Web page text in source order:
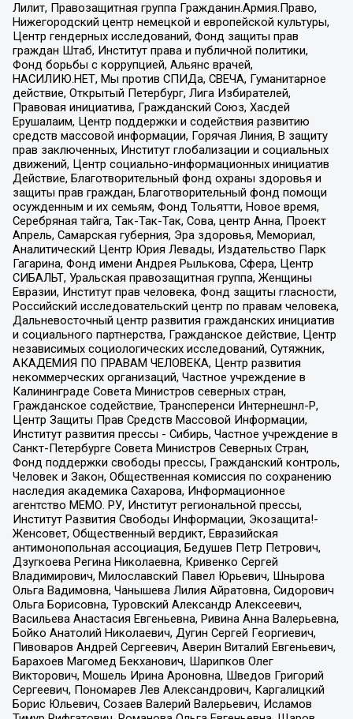
Лилит, Правозащитная группа Гражданин.Армия.Право,
Нижегородский центр немецкой и европейской культуры,
Центр гендерных исследований, Фонд защиты прав
граждан Штаб, Институт права и публичной политики,
Фонд борьбы с коррупцией, Альянс врачей,
НАСИЛИЮ.НЕТ, Мы против СПИДа, СВЕЧА, Гуманитарное
действие, Открытый Петербург, Лига Избирателей,
Правовая инициатива, Гражданский Союз, Хасдей
Ерушалаим, Центр поддержки и содействия развитию
средств массовой информации, Горячая Линия, В защиту
прав заключенных, Институт глобализации и социальных
движений, Центр социально-информационных инициатив
Действие, Благотворительный фонд охраны здоровья и
защиты прав граждан, Благотворительный фонд помощи
осужденным и их семьям, Фонд Тольятти, Новое время,
Серебряная тайга, Так-Так-Так, Сова, центр Анна, Проект
Апрель, Самарская губерния, Эра здоровья, Мемориал,
Аналитический Центр Юрия Левады, Издательство Парк
Гагарина, Фонд имени Андрея Рылькова, Сфера, Центр
СИБАЛЬТ, Уральская правозащитная группа, Женщины
Евразии, Институт прав человека, Фонд защиты гласности,
Российский исследовательский центр по правам человека,
Дальневосточный центр развития гражданских инициатив
и социального партнерства, Гражданское действие, Центр
независимых социологических исследований, Сутяжник,
АКАДЕМИЯ ПО ПРАВАМ ЧЕЛОВЕКА, Центр развития
некоммерческих организаций, Частное учреждение в
Калининграде Совета Министров северных стран,
Гражданское содействие, Трансперенси Интернешнл-Р,
Центр Защиты Прав Средств Массовой Информации,
Институт развития прессы - Сибирь, Частное учреждение в
Санкт-Петербурге Совета Министров Северных Стран,
Фонд поддержки свободы прессы, Гражданский контроль,
Человек и Закон, Общественная комиссия по сохранению
наследия академика Сахарова, Информационное
агентство МЕМО. РУ, Институт региональной прессы,
Институт Развития Свободы Информации, Экозащита!-
Женсовет, Общественный вердикт, Евразийская
антимонопольная ассоциация, Бедушев Петр Петрович,
Дзугкоева Регина Николаевна, Кривенко Сергей
Владимирович, Милославский Павел Юрьевич, Шнырова
Ольга Вадимовна, Чанышева Лилия Айратовна, Сидорович
Ольга Борисовна, Туровский Александр Алексеевич,
Васильева Анастасия Евгеньевна, Ривина Анна Валерьевна,
Бойко Анатолий Николаевич, Дугин Сергей Георгиевич,
Пивоваров Андрей Сергеевич, Аверин Виталий Евгеньевич,
Барахоев Магомед Бекханович, Шарипков Олег
Викторович, Мошель Ирина Ароновна, Шведов Григорий
Сергеевич, Пономарев Лев Александрович, Каргалицкий
Борис Юльевич, Созаев Валерий Валерьевич, Исламов